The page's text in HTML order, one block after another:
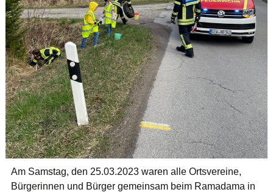
Am Samstag, den 25.03.2023 waren alle Ortsvereine,
Bürgerinnen und Bürger gemeinsam beim Ramadama in